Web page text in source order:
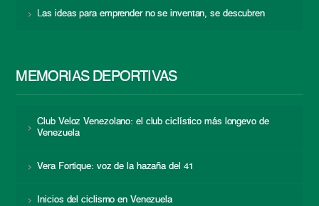
Las ideas para emprender no se inventan, se descubren
MEMORIAS DEPORTIVAS
Club Veloz Venezolano: el club ciclístico más longevo de
Venezuela
Vera Fortique: voz de la hazaña del 41
Inicios del ciclismo en Venezuela